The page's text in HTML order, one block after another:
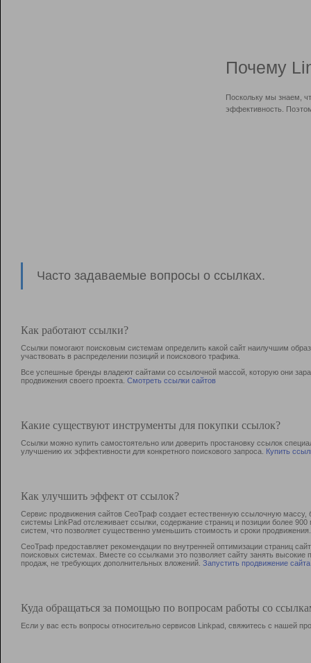
Почему
Поскольку мы знаем,
эффективность.
Часто задаваемые вопросы о ссылках.
Как работают ссылки?
Ссылки помогают поисковым системам определить какой сайт наилучшим
участвовать в раcпределении позиций и поискового трафика.
Все успешные бренды владеют сайтами со ссылочной массой, которую они
продвижения своего проекта. Смотреть ссылки сайтов
Какие существуют инструменты для покупки ссылок?
Ссылки можно купить самостоятельно или доверить простановку ссылок
улучшению их эффективности для конкретного поискового запроса. Купить
Как улучшить эффект от ссылок?
Сервис продвижения сайтов СеоТраф создает естественную ссылочную
системы LinkPad отслеживает ссылки, содержание страниц и позиции более
систем, что позволяет существенно уменьшить стоимость и сроки продвижения.
СеоТраф предоставляет рекомендации по внутренней оптимизации страниц
поисковых системах. Вместе со ссылками это позволяет сайту занять
продаж, не требующих дополнительных вложений. Запустить продвижение сайта
Куда обращаться за помощью по вопросам работы со
Если у вас есть вопросы относительно сервисов Linkpad, свяжитесь с нашей